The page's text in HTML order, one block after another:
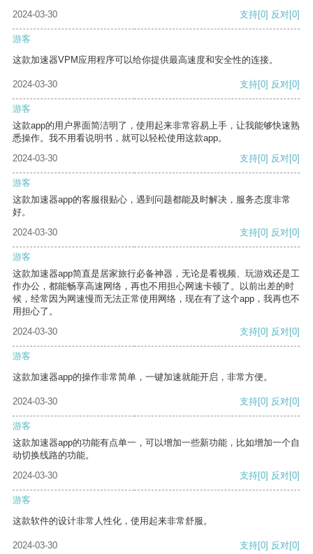
2024-03-30 支持[0] 反对[0]
游客
这款加速器VPM应用程序可以给你提供最高速度和安全性的连接。
2024-03-30 支持[0] 反对[0]
游客
这款app的用户界面简洁明了，使用起来非常容易上手，让我能够快速熟
悉操作。我不用看说明书，就可以轻松使用这款app。
2024-03-30
支持[0] 反对[0]
游客
这款加速器app的客服很贴心，遇到问题都能及时解决，服务态度非常
好。
2024-03-30
支持[0] 反对[0]
游客
这款加速器app简直是居家旅行必备神器，无论是看视频、玩游戏还是工
作办公，都能畅享高速网络，再也不用担心网速卡顿了。以前出差的时
候，经常因为网速慢而无法正常使用网络，现在有了这个app，我再也不
用担心了。
2024-03-30
支持[0] 反对[0]
游客
这款加速器app的操作非常简单，一键加速就能开启，非常方便。
2024-03-30 支持[0] 反对[0]
游客
这款加速器app的功能有点单一，可以增加一些新功能，比如增加一个自
动切换线路的功能。
2024-03-30
支持[0] 反对[0]
游客
这款软件的设计非常人性化，使用起来非常舒服。
2024-03-30 支持[0] 反对[0]